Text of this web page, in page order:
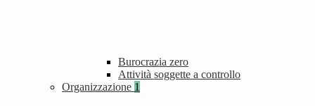
Burocrazia zero
Attività soggette a controllo
Organizzazione 1